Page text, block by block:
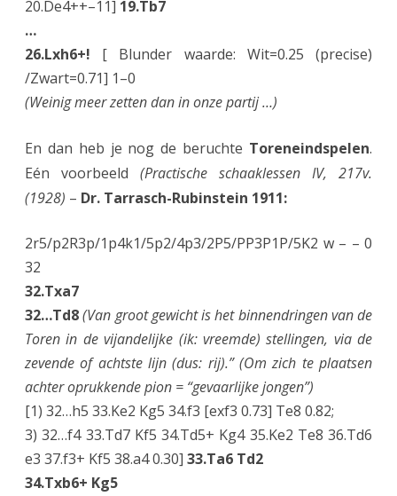
20.De4++–11] 19.Tb7
…
26.Lxh6+! [ Blunder waarde: Wit=0.25 (precise)
/Zwart=0.71] 1–0
(Weinig meer zetten dan in onze partij …)
En dan heb je nog de beruchte Toreneindspelen.
Eén voorbeeld (Practische schaaklessen IV, 217v.
(1928) – Dr. Tarrasch-Rubinstein 1911:
2r5/p2R3p/1p4k1/5p2/4p3/2P5/PP3P1P/5K2 w – – 0
32
32.Txa7
32…Td8(Van groot gewicht is het binnendringen van de
Toren in de vijandelijke (ik: vreemde) stellingen, via de
zevende of achtste lijn (dus: rij).” (Om zich te plaatsen
achter oprukkende pion = “gevaarlijke jongen”)
[1) 32…h5 33.Ke2 Kg5 34.f3 [exf3 0.73] Te8 0.82;
3) 32…f4 33.Td7 Kf5 34.Td5+ Kg4 35.Ke2 Te8 36.Td6
e3 37.f3+ Kf5 38.a4 0.30] 33.Ta6 Td2
34.Txb6+ Kg5